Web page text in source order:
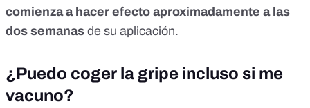
comienza a hacer efecto aproximadamente a las
dos semanas de su aplicación.
¿Puedo coger la gripe incluso si me
vacuno?